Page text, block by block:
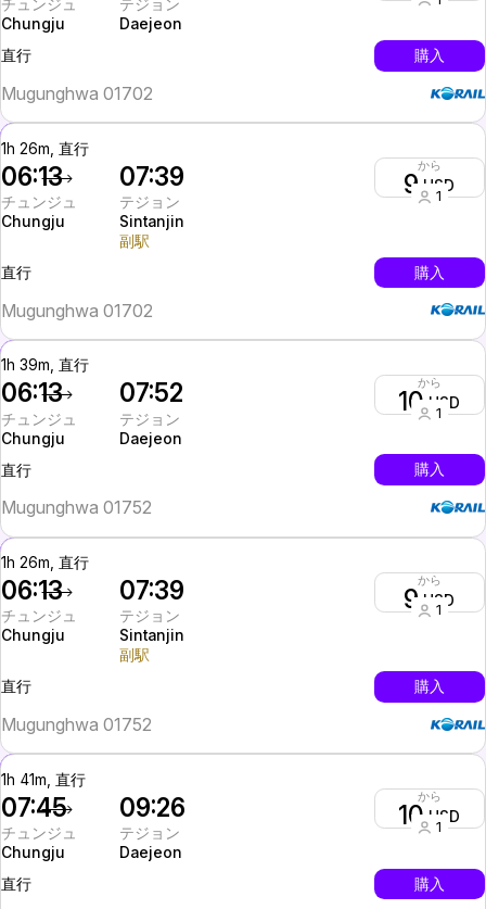
チュンジュ
Chungju
テジョン
Daejeon
直行 購入
Mugunghwa 01702
1h 26m, 直行
06:13
チュンジュ
Chungju
07:39
テジョン
Sintanjin
副駅
から
9 USD
1
直行 購入
Mugunghwa 01702
1h 39m, 直行
06:13
チュンジュ
Chungju
07:52
テジョン
Daejeon
から
10USD
1
直行 購入
Mugunghwa 01752
1h 26m, 直行
06:13
チュンジュ
Chungju
07:39
テジョン
Sintanjin
副駅
から
9 USD
1
直行 購入
Mugunghwa 01752
1h 41m, 直行
07:45
チュンジュ
Chungju
09:26
テジョン
Daejeon
から
10USD
1
直行 購入